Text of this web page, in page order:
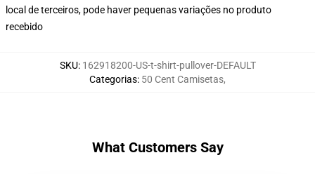
local de terceiros, pode haver pequenas variações no produto
recebido
SKU: 162918200-US-t-shirt-pullover-DEFAULT
Categorias: 50 Cent Camisetas,
What Customers Say